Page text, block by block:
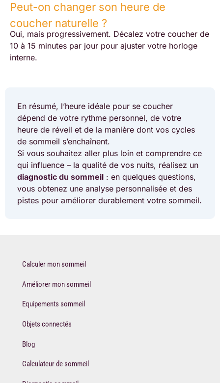
Peut-on changer son heure de
coucher naturelle ?
Oui, mais progressivement. Décalez votre coucher de
10 à 15 minutes par jour pour ajuster votre horloge
interne.
En résumé, l’heure idéale pour se coucher
dépend de votre rythme personnel, de votre
heure de réveil et de la manière dont vos cycles
de sommeil s’enchaînent.
Si vous souhaitez aller plus loin et comprendre ce
qui influence – la qualité de vos nuits, réalisez un
diagnostic du sommeil : en quelques questions,
vous obtenez une analyse personnalisée et des
pistes pour améliorer durablement votre sommeil.
Calculer mon sommeil
Améliorer mon sommeil
Equipements sommeil
Objets connectés
Blog
Calculateur de sommeil